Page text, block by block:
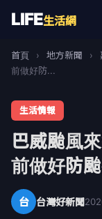
LIFE生活網
首頁 › 地方新聞 ›
前做好防...
生活情報
巴威颱風
前做好防
台 台灣好新聞